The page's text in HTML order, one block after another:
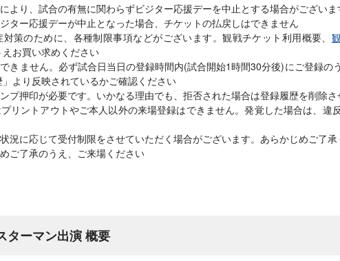
より、試合の有無に関わらずビジター応援デーを中止とする場合がございま
ター応援デーが中止となった場合、チケットの払戻しはできません
策のために、各種制限事項などがございます。観戦チケット利用概要、
お買い求めください
きません。必ず試合日当日の登録時間内(試合開始1時間30分後)にご登録の
より反映されているかご確認ください
プ押印が必要です。いかなる理由でも、拒否された場合は登録履歴を削除
リントアウトやご本人以外の来場登録はできません。発覚した場合は、違
況に応じて受付制限をさせていただく場合がございます。あらかじめご了
ご了承のうえ、ご来場ください
ターマン出演 概要